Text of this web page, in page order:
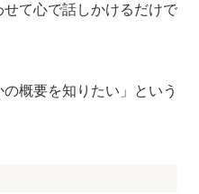
て心で話しかけるだけで
概要を知りたい」という